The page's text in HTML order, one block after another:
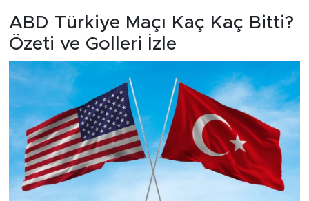
ABD Türkiye Maçı Kaç Kaç Bitti?
Özeti ve Golleri İzle